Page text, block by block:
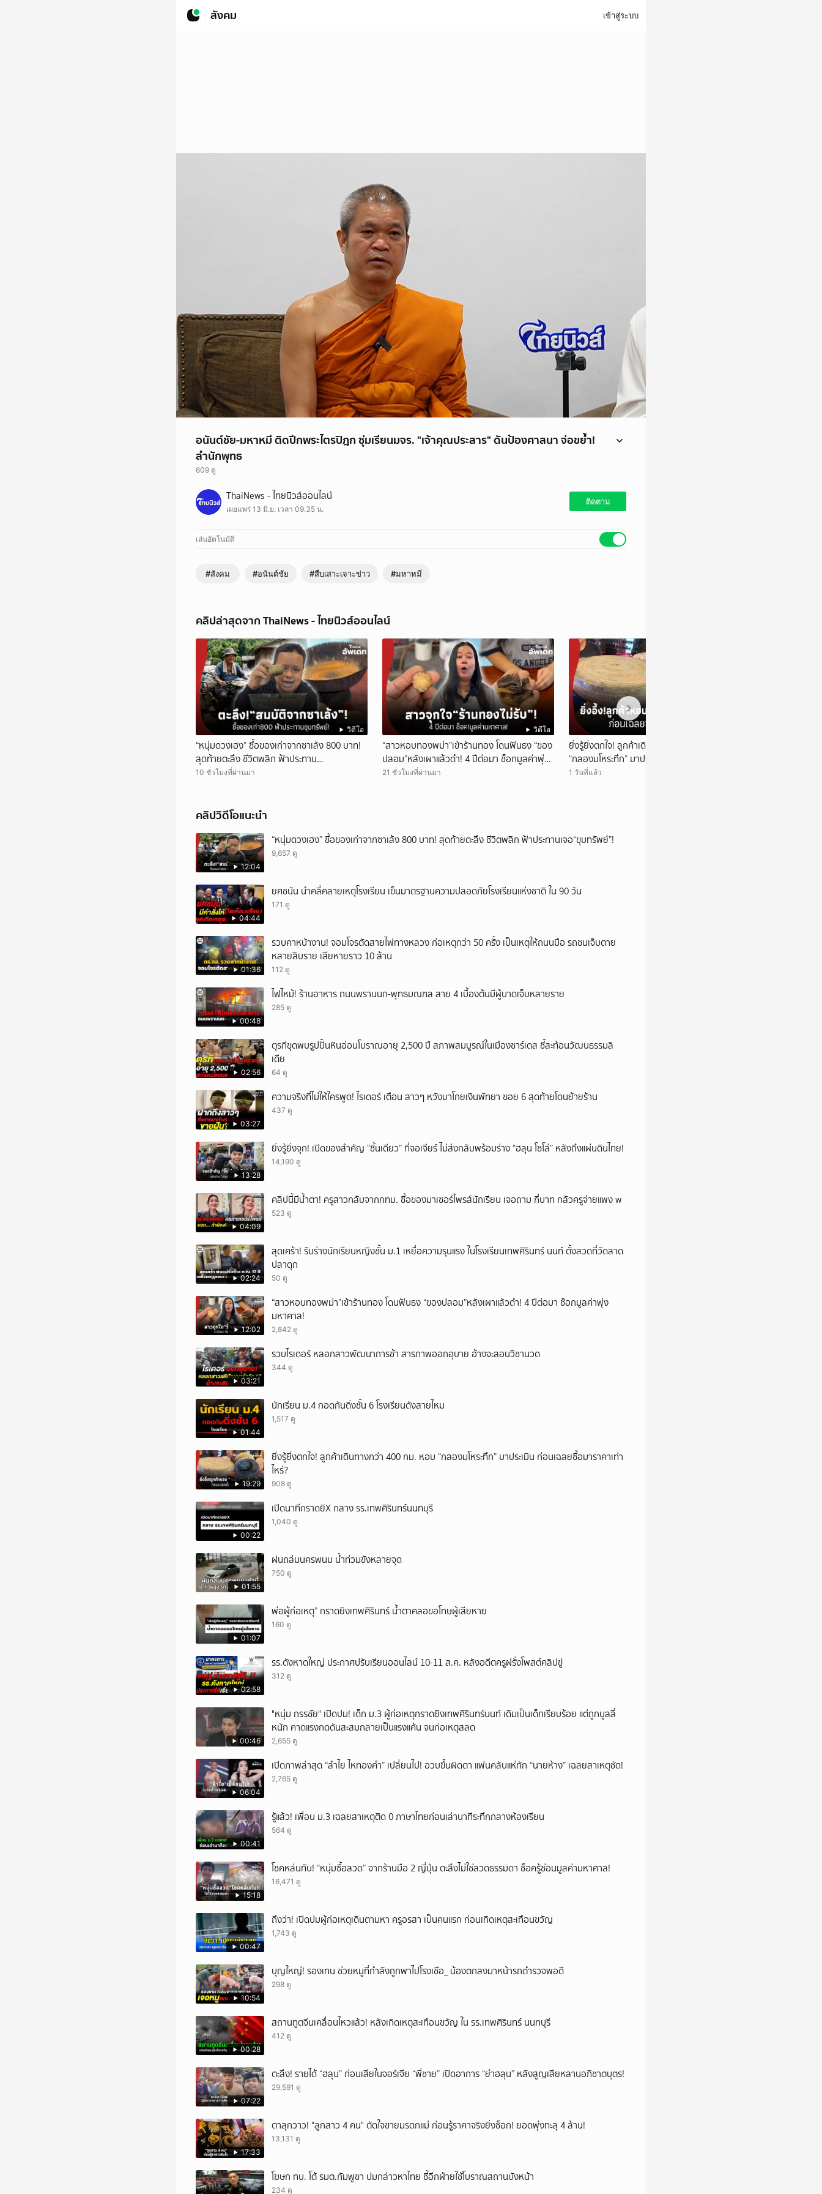
สังคม เข้าสู่ระบบ
อนันต์ชัย-มหาหมี ติดปีกพระไตรปิฎก ซุ่มเรียนมจร. "เจ้าคุณประสาร" ดันป้องศาสนา จ่อขย้ำ!
สำนักพุทธ
609 ดู
สืบเสาะเจาะข่าว : อนันต์ชัย-มหาหมี ติดปีกพระไตรปิฎก ซุ่มเรียนมจร. "เจ้าคุณประสาร" ดันป้องศาสนา จ่อขย้ำ! สำนักพุทธ
ThaiNews - ไทยนิวส์ออนไลน์
เผยแพร่ 13 มิ.ย. เวลา 09.35 น.
ติดตาม
เล่นอัตโนมัติ
#สังคม #อนันต์ชัย #สืบเสาะเจาะข่าว #มหาหมี
คลิปล่าสุดจาก ThaiNews - ไทยนิวส์ออนไลน์
วิดีโอ
“หนุ่มดวงเฮง” ซื้อของเก่าจากซาเล้ง 800 บาท!
สุดท้ายตะลึง ชีวิตพลิก ฟ้าประทาน
เจอ“ขุมทรัพย์”!
10 ชั่วโมงที่ผ่านมา
วิดีโอ
“สาวหอบทองพม่า”เข้าร้านทอง โดนฟันธง “ของ
ปลอม”หลังเผาแล้วดำ! 4 ปีต่อมา ช็อกมูลค่าพุ่ง
มหาศาล!
21 ชั่วโมงที่ผ่านมา
ยิ่งรู้ยิ่งตกใจ! ลูกค้าเดินทางกว่า 400 กม. หอบ
“กลองมโหระทึก” มาประเมิน ก่อนเฉลยซื้อมา
ราคาเท่าไหร่?
1 วันที่แล้ว
คลิปวิดีโอแนะนำ
12:04
“หนุ่มดวงเฮง” ซื้อของเก่าจากซาเล้ง 800 บาท! สุดท้ายตะลึง ชีวิตพลิก ฟ้าประทานเจอ“ขุมทรัพย์”!
9,657 ดู
04:44
ยศชนัน นำคลี่คลายเหตุโรงเรียน เข็นมาตรฐานความปลอดภัยโรงเรียนแห่งชาติ ใน 90 วัน
171 ดู
01:36
รวบคาหน้างาน! จอมโจรตัดสายไฟทางหลวง ก่อเหตุกว่า 50 ครั้ง เป็นเหตุให้ถนนมือ รถชนเจ็บตาย
หลายสิบราย เสียหายราว 10 ล้าน
112 ดู
00:48
ไฟไหม้! ร้านอาหาร ถนนพรานนก-พุทธมณฑล สาย 4 เบื้องต้นมีผู้บาดเจ็บหลายราย
285 ดู
02:56
ตุรกีขุดพบรูปปั้นหินอ่อนโบราณอายุ 2,500 ปี สภาพสมบูรณ์ในเมืองซาร์เดส ชี้สะท้อนวัฒนธรรมลิ
เดีย
64 ดู
03:27
ความจริงที่ไม่ให้ใครพูด! ไรเดอร์ เตือน สาวๆ หวังมาโกยเงินพัทยา ซอย 6 สุดท้ายโดนย้ายร้าน
437 ดู
13:28
ยิ่งรู้ยิ่งจุก! เปิดของสำคัญ “ชิ้นเดียว” ที่จอเจียร์ ไม่ส่งกลับพร้อมร่าง “ฮลุน โซโล่” หลังถึงแผ่นดินไทย!
14,190 ดู
04:09
คลิปนี้มีน้ำตา! ครูสาวกลับจากกทม. ซื้อของมาเซอร์ไพรส์นักเรียน เจอถาม กี่บาท กลัวครูจ่ายแพง w
523 ดู
02:24
สุดเศร้า! รับร่างนักเรียนหญิงชั้น ม.1 เหยื่อความรุนแรง ในโรงเรียนเทพศิรินทร์ นนท์ ตั้งสวดที่วัดลาด
ปลาดุก
50 ดู
12:02
“สาวหอบทองพม่า”เข้าร้านทอง โดนฟันธง “ของปลอม”หลังเผาแล้วดำ! 4 ปีต่อมา ช็อกมูลค่าพุ่ง
มหาศาล!
2,842 ดู
03:21
รวบไรเดอร์ หลอกสาวพัฒนาการช้า สารภาพออกอุบาย อ้างจะสอนวิชานวด
344 ดู
01:44
นักเรียน ม.4 กอดกันดิ่งชั้น 6 โรงเรียนดังสายไหม
1,517 ดู
19:29
ยิ่งรู้ยิ่งตกใจ! ลูกค้าเดินทางกว่า 400 กม. หอบ “กลองมโหระทึก” มาประเมิน ก่อนเฉลยซื้อมาราคาเท่า
ไหร่?
908 ดู
00:22
เปิดนาทีกราดยิX กลาง รร.เทพศิรินทร์นนทบุรี
1,040 ดู
01:55
ฝนถล่มนครพนม น้ำท่วมขังหลายจุด
750 ดู
01:07
พ่อผู้ก่อเหตุ” กราดยิงเทพศิรินทร์ น้ำตาคลอขอโทษผู้เสียหาย
160 ดู
02:58
รร.ดังหาดใหญ่ ประกาศปรับเรียนออนไลน์ 10-11 ส.ค. หลังอดีตครูฝรั่งโพสต์คลิปขู่
312 ดู
00:46
"หนุ่ม กรรชัย" เปิดปม! เด็ก ม.3 ผู้ก่อเหตุกราดยิงเทพศิรินทร์นนท์ เดิมเป็นเด็กเรียบร้อย แต่ถูกบูลลี่
หนัก คาดแรงกดดันสะสมกลายเป็นแรงแค้น จนก่อเหตุสลด
2,655 ดู
06:04
เปิดภาพล่าสุด “ลำไย ไหทองคำ” เปลี่ยนไป! อวบขึ้นผิดตา แฟนคลับแห่ทัก “นายห้าง” เฉลยสาเหตุชัด!
2,765 ดู
00:41
รู้แล้ว! เพื่อน ม.3 เฉลยสาเหตุติด 0 ภาษาไทยก่อนเล่านาทีระทึกกลางห้องเรียน
564 ดู
15:18
โชคหล่นทับ! “หนุ่มซื้อลวด” จากร้านมือ 2 ญี่ปุ่น ตะลึงไม่ใช่ลวดธรรมดา ช็อครู้ซ่อนมูลค่ามหาศาล!
16,471 ดู
00:47
ถึงว่า! เปิดปมผู้ก่อเหตุเดินตามหา ครูอรสา เป็นคนแรก ก่อนเกิดเหตุสะเทือนขวัญ
1,743 ดู
10:54
บุญใหญ่! รองเทน ช่วยหมูที่กำลังถูกพาไปโรงเชือ_ น้องตกลงมาหน้ารถตำรวจพอดี
298 ดู
00:28
สถานทูตจีนเคลื่อนไหวแล้ว! หลังเกิดเหตุสะเทือนขวัญ ใน รร.เทพศิรินทร์ นนทบุรี
412 ดู
07:22
ตะลึง! รายได้ “ฮลุน” ก่อนเสียในจอร์เจีย “พี่ชาย” เปิดอาการ “ย่าฮลุน” หลังสูญเสียหลานอภิชาตบุตร!
29,591 ดู
17:33
ตาลุกวาว! "ลูกสาว 4 คน" ตัดใจขายมรดกแม่ ก่อนรู้ราคาจริงยิ่งช็อก! ยอดพุ่งทะลุ 4 ล้าน!
13,131 ดู
โฆษก ทบ. โต้ รมต.กัมพูชา ปมกล่าวหาไทย ชี้อีกฝ่ายใช้โบราณสถานบังหน้า
234 ดู